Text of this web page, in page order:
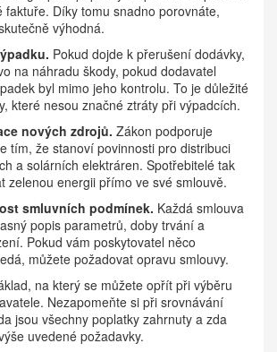
faktuře. Díky tomu snadno porovnáte,
výhodná.
Pokud dojde k přerušení dodávky,
na náhradu škody, pokud dodavatel
byl mimo jeho kontrolu. To je důležité
které nesou značné ztráty při výpadcích.
nových zdrojů. Zákon podporuje
tím, že stanoví povinnosti pro distribuci
a solárních elektráren. Spotřebitelé tak
zelenou energii přímo ve své smlouvě.
smluvních podmínek. Každá smlouva
popis parametrů, doby trvání a
Pokud vám poskytovatel něco
můžete požadovat opravu smlouvy.
na který se můžete opřít při výběru
Nezapomeňte si při srovnávání
jsou všechny poplatky zahrnuty a zda
uvedené požadavky.